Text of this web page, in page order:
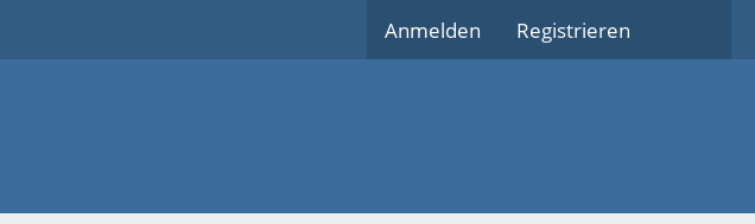
Anmelden Registrieren